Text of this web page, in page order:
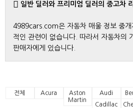
일반 딜러와 프리미엄 딜러의 중고차
4989cars.com은 자동차 매울 정보 중개
적인 관련이 없습니다. 따라서 자동차의
판매자에게 있습니다.
전체 Acura
Aston
Martin
Audi
Cadillac